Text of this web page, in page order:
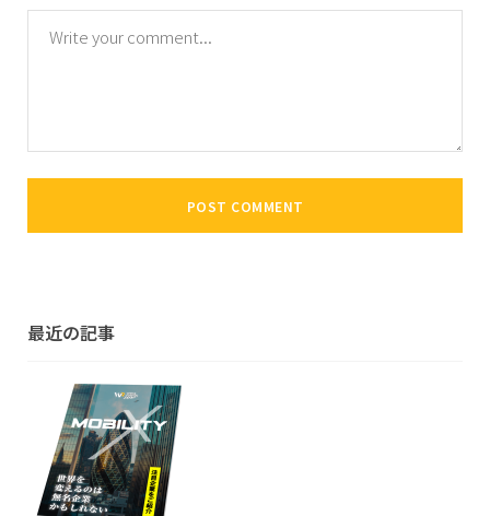
最近の記事